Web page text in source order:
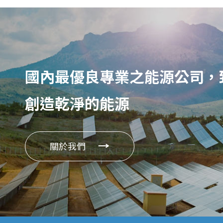
國內最優良專業之能源公司
創造乾淨的能源
關於我們